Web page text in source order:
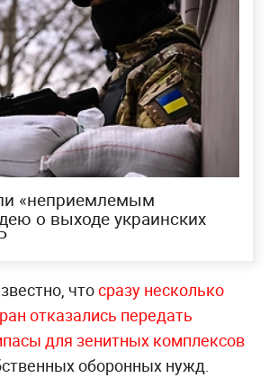
«неприемлемым
о выходе украинских
чтосразу несколько
отказались передать
для зенитных комплексов
оборонных нужд.